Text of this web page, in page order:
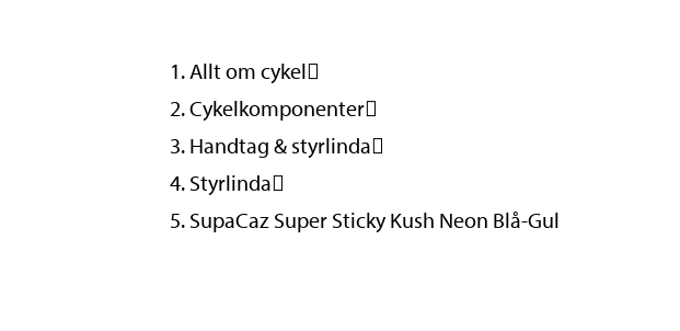
Allt om cykel
Cykelkomponenter
Handtag & styrlinda
Styrlinda
SupaCaz Super Sticky Kush Neon Blå-Gul